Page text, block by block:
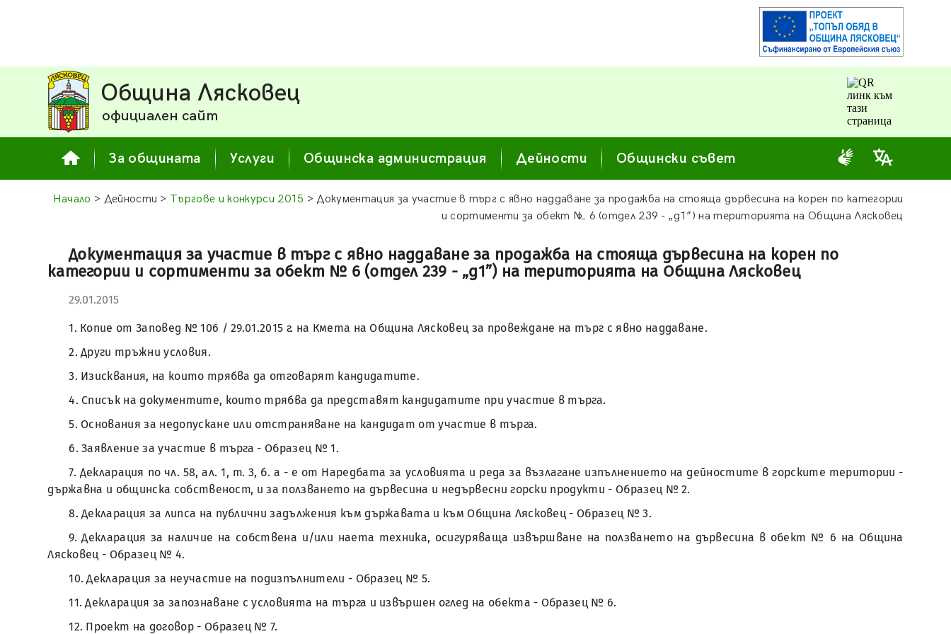
Община Лясковец
официален сайт
За общината Услуги Общинска администрация Дейности Общински съвет
Начало > Дейности > Търгове и конкурси 2015 > Документация за участие в търг с явно наддаване за продажба на стояща дървесина на корен по категории
и сортименти за обект № 6 (отдел 239 - „д1”) на територията на Община Лясковец
Документация за участие в търг с явно наддаване за продажба на стояща дървесина на корен по
категории и сортименти за обект № 6 (отдел 239 - „д1”) на територията на Община Лясковец
29.01.2015
1. Копие от Заповед № 106 / 29.01.2015 г. на Кмета на Община Лясковец за провеждане на търг с явно наддаване.
2. Други тръжни условия.
3. Изисквания, на които трябва да отговарят кандидатите.
4. Списък на документите, които трябва да представят кандидатите при участие в търга.
5. Основания за недопускане или отстраняване на кандидат от участие в търга.
6. Заявление за участие в търга - Образец № 1.
7. Декларация по чл. 58, ал. 1, т. 3, б. а - е от Наредбата за условията и реда за възлагане изпълнението на дейностите в горските територии -
държавна и общинска собственост, и за ползването на дървесина и недървесни горски продукти - Образец № 2.
8. Декларация за липса на публични задължения към държавата и към Община Лясковец - Образец № 3.
9. Декларация за наличие на собствена и/или наета техника, осигуряваща извършване на ползването на дървесина в обект № 6 на Община
Лясковец - Образец № 4.
10. Декларация за неучастие на подизпълнители - Образец № 5.
11. Декларация за запознаване с условията на търга и извършен оглед на обекта - Образец № 6.
12. Проект на договор - Образец № 7.